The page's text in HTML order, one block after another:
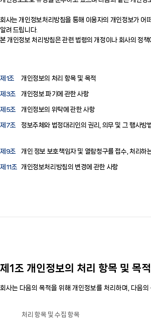
회사는 개인정보처리방침을 통해 이용자의 개인정보가 어
알려 드립니다.
본 개인정보 처리방침은 관련 법령의 개정이나 회사의 정
제1조 개인정보의 처리 항목 및 목적
제3조 개인정보 파기에 관한 사항
제5조 개인정보의 위탁에 관한 사항
제7조 정보주체와 법정대리인의 권리, 의무 및 그 행사방
제9조 개인 정보 보호책임자 및 열람청구를 접수, 처리하
제11조 개인정보처리방침의 변경에 관한 사항
제1조 개인정보의 처리 항목 및 목적
회사는 다음의 목적을 위해 개인정보를 처리하며, 다음
처리 항목 및 수집 항목